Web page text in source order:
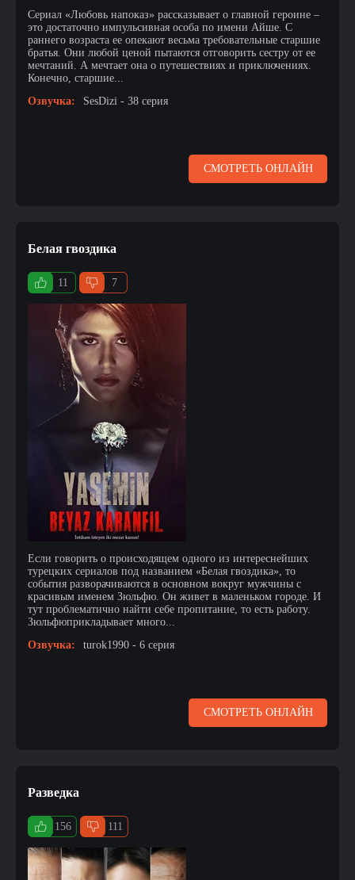
Сериал «Любовь напоказ» рассказывает о главной героине –
это достаточно импульсивная особа по имени Айше. С
раннего возраста ее опекают весьма требовательные старшие
братья. Они любой ценой пытаются отговорить сестру от ее
мечтаний. А мечтает она о путешествиях и приключениях.
Конечно, старшие...
Озвучка:
SesDizi - 38 серия
СМОТРЕТЬ ОНЛАЙН
Белая гвоздика
11 7
Если говорить о происходящем одного из интереснейших
турецких сериалов под названием «Белая гвоздика», то
события разворачиваются в основном вокруг мужчины с
красивым именем Зюльфю. Он живет в маленьком городе. И
тут проблематично найти себе пропитание, то есть работу.
Зюльфюприкладывает много...
Озвучка:
turok1990 - 6 серия
СМОТРЕТЬ ОНЛАЙН
Разведка
156 111